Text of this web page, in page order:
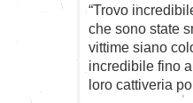
“Trovo
che sono state
vittime siano
incredibile fino
loro cattiveria